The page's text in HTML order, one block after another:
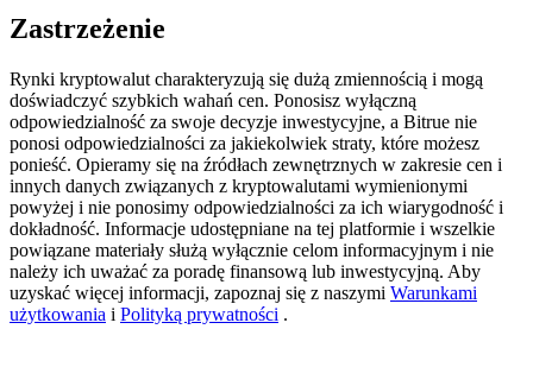
Register & Trade to Win 500,000 USDT
Precious Metals Trading Carnival
Trade Gold & Silver · 33,333 USDT Bonus
USDT New User Exclusive 10% APR
USDT Flexible Staking | Daily Rewards
Zastrzeżenie
Rynki kryptowalut charakteryzują się dużą zmiennością i mogą
doświadczyć szybkich wahań cen. Ponosisz wyłączną
odpowiedzialność za swoje decyzje inwestycyjne, a Bitrue nie
ponosi odpowiedzialności za jakiekolwiek straty, które możesz
ponieść. Opieramy się na źródłach zewnętrznych w zakresie cen i
innych danych związanych z kryptowalutami wymienionymi
powyżej i nie ponosimy odpowiedzialności za ich wiarygodność i
dokładność. Informacje udostępniane na tej platformie i wszelkie
powiązane materiały służą wyłącznie celom informacyjnym i nie
należy ich uważać za poradę finansową lub inwestycyjną. Aby
uzyskać więcej informacji, zapoznaj się z naszymi Warunkami
użytkowania i Polityką prywatności .